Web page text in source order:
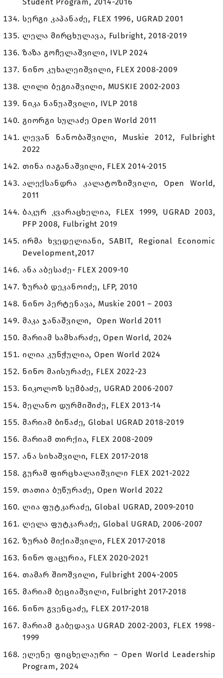
სერგი კაპანაძე, FLEX 1996, UGRAD 2001
ლელა მირცხულავა, Fulbright, 2018-2019
ზაზა გოჩელაშვილი, IVLP 2024
ნინო კუხალეიშვილი, FLEX 2008-2009
ლილი ბეგიაშვილი, MUSKIE 2002-2003
ნიკა ნანუაშვილი, IVLP 2018
გიორგი სულაძე Open World 2011
ლევან ნანობაშვილი, Muskie 2012, Fulbright
2022
თინა იაგანაშვილი, FLEX 2014-2015
ალექსანდრა კალატოზიშვილი, Open World,
2011
ბაკურ კვარაცხელია, FLEX 1999, UGRAD 2003,
PFP 2008, Fulbright 2019
ირმა ხვედელიანი, SABIT, Regional Economic
Development,2017
ანა აბესაძე- FLEX 2009-10
ზურაბ დეკანოიძე, LFP, 2010
ნინო პერტენავა, Muskie 2001 – 2003
მაკა ჯანაშვილი, Open World 2011
მარიამ სამხარაძე, Open World, 2024
ილია კუნჭულია, Open World 2024
ნინო მაისურაძე, FLEX 2022-23
ნიკოლოზ სუმბაძე, UGRAD 2006-2007
მელანო დურმიშიძე, FLEX 2013-14
მარიამ ბიწაძე, Global UGRAD 2018-2019
მარიამ თირქია, FLEX 2008-2009
ანა სიხაშვილი, FLEX 2017-2018
გურამ ფირცხალაიშვილი FLEX 2021-2022
თათია ბუწურაძე, Open World 2022
ლია ფუტკარაძე, Global UGRAD, 2009-2010
ლელა ფუტკარაძე, Global UGRAD, 2006-2007
ზურაბ მიქიაშვილი, FLEX 2017-2018
ნინო ფაცურია, FLEX 2020-2021
თამარ შიოშვილი, Fulbright 2004-2005
მარიამ ბეციაშვილი, Fulbright 2017-2018
ნინო გვენცაძე, FLEX 2017-2018
მარიამ გაბედავა UGRAD 2002-2003, FLEX 1998-
1999
ელენე ფიცხელაური – Open World Leadership
Program, 2024